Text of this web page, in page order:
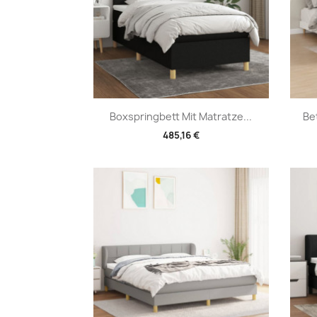
Boxspringbett Mit Matratze...
485,16 €
Vorschau